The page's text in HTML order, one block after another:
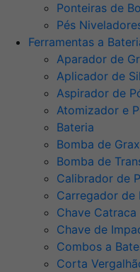
Ponteiras de
Pés
Ferramentas a
Aparador de
Aplicador de
Aspirador de
Atomizador e
Bateria
Bomba de
Bomba de
Calibrador de
Carregador de
Chave Catraca
Chave de
Combos a
Corta